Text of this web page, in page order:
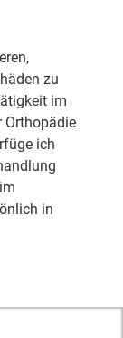
zu
im
Orthopädie
ich
in